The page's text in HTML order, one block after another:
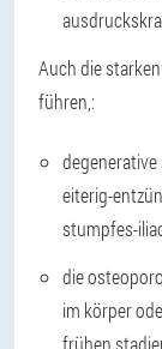
Auch die
führen,:
eiterig-
stumpfes-
die
im körper
frühen